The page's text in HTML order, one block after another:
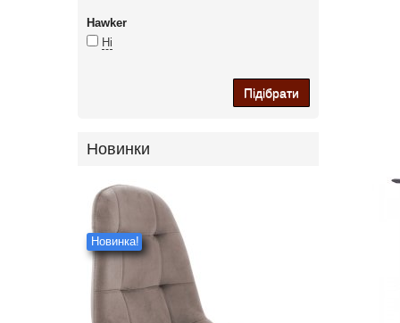
Hawker
Ні
Підібрати
Новинки
Новинка!